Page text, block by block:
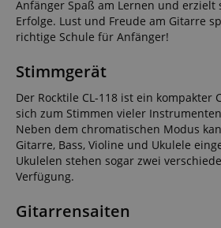
Anfänger Spaß am Lernen und erzielt
Erfolge. Lust und Freude am Gitarre
richtige Schule für Anfänger!
Stimmgerät
Der Rocktile CL-118 ist ein kompakter
sich zum Stimmen vieler
Neben dem chromatischen Modus
Gitarre, Bass, Violine und Ukulele
Ukulelen stehen sogar zwei
Verfügung.
Gitarrensaiten